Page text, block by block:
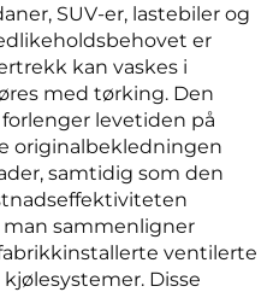
SUV-er, lastebiler og
er
kan vaskes i
med tørking. Den
levetiden på
originalbekledningen
samtidig som den
sammenligner
ventilerte
Disse